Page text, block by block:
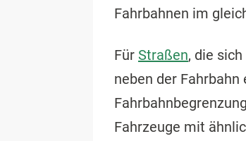
Fahrbahnen im
Für Straßen, die
neben der
Fahrzeuge mit